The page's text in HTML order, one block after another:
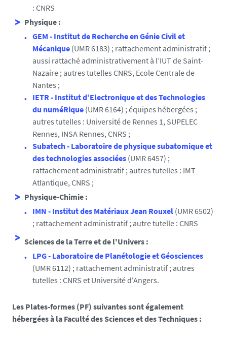
: CNRS
Physique :
GEM - Institut de Recherche en Génie Civil et
Mécanique (UMR 6183) ; rattachement administratif ;
aussi rattaché administrativement à l’IUT de Saint-
Nazaire ; autres tutelles CNRS, Ecole Centrale de
Nantes ;
IETR - Institut d’Electronique et des Technologies
du numéRique (UMR 6164) ; équipes hébergées ;
autres tutelles : Université de Rennes 1, SUPELEC
Rennes, INSA Rennes, CNRS ;
Subatech - Laboratoire de physique subatomique et
des technologies associées (UMR 6457) ;
rattachement administratif ; autres tutelles : IMT
Atlantique, CNRS ;
Physique-Chimie :
IMN - Institut des Matériaux Jean Rouxel (UMR 6502)
; rattachement administratif ; autre tutelle : CNRS
Sciences de la Terre et de l'Univers :
LPG - Laboratoire de Planétologie et Géosciences
(UMR 6112) ; rattachement administratif ; autres
tutelles : CNRS et Université d'Angers.
Les Plates-formes (PF) suivantes sont également
hébergées à la Faculté des Sciences et des Techniques :